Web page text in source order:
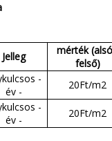
Jelleg
mérték
felső)
-
év -
20Ft/m2
-
év -
20Ft/m2